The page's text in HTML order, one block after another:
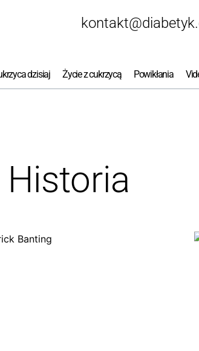
dzisiaj Życie z cukrzycą Powikłania
Historia